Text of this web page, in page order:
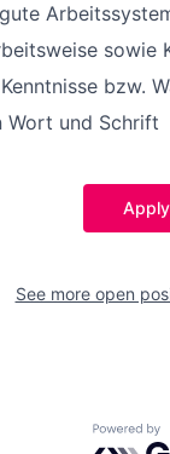
sowie
bzw.
Wort und Schrift
See more open